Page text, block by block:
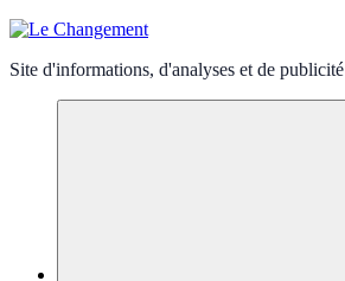
Site d'informations, d'analyses et de publicité